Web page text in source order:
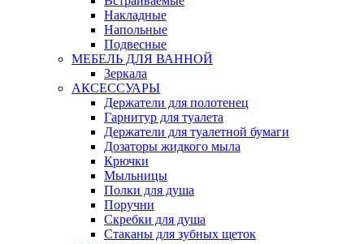
Накладные
Напольные
Подвесные
МЕБЕЛЬ ДЛЯ ВАННОЙ
Зеркала
АКСЕССУАРЫ
Держатели для полотенец
Гарнитур для туалета
Держатели для туалетной бумаги
Дозаторы жидкого мыла
Крючки
Мыльницы
Полки для душа
Поручни
Скребки для душа
Стаканы для зубных щеток